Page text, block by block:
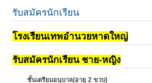
รับสมัครนักเรียน
โรงเรียนเทพอำนวยหาดใหญ่
รับสมัครนักเรียน ชาย-หญิง
ชั้นเตรียมอนุบาล(อายุ 2 ขวบ)